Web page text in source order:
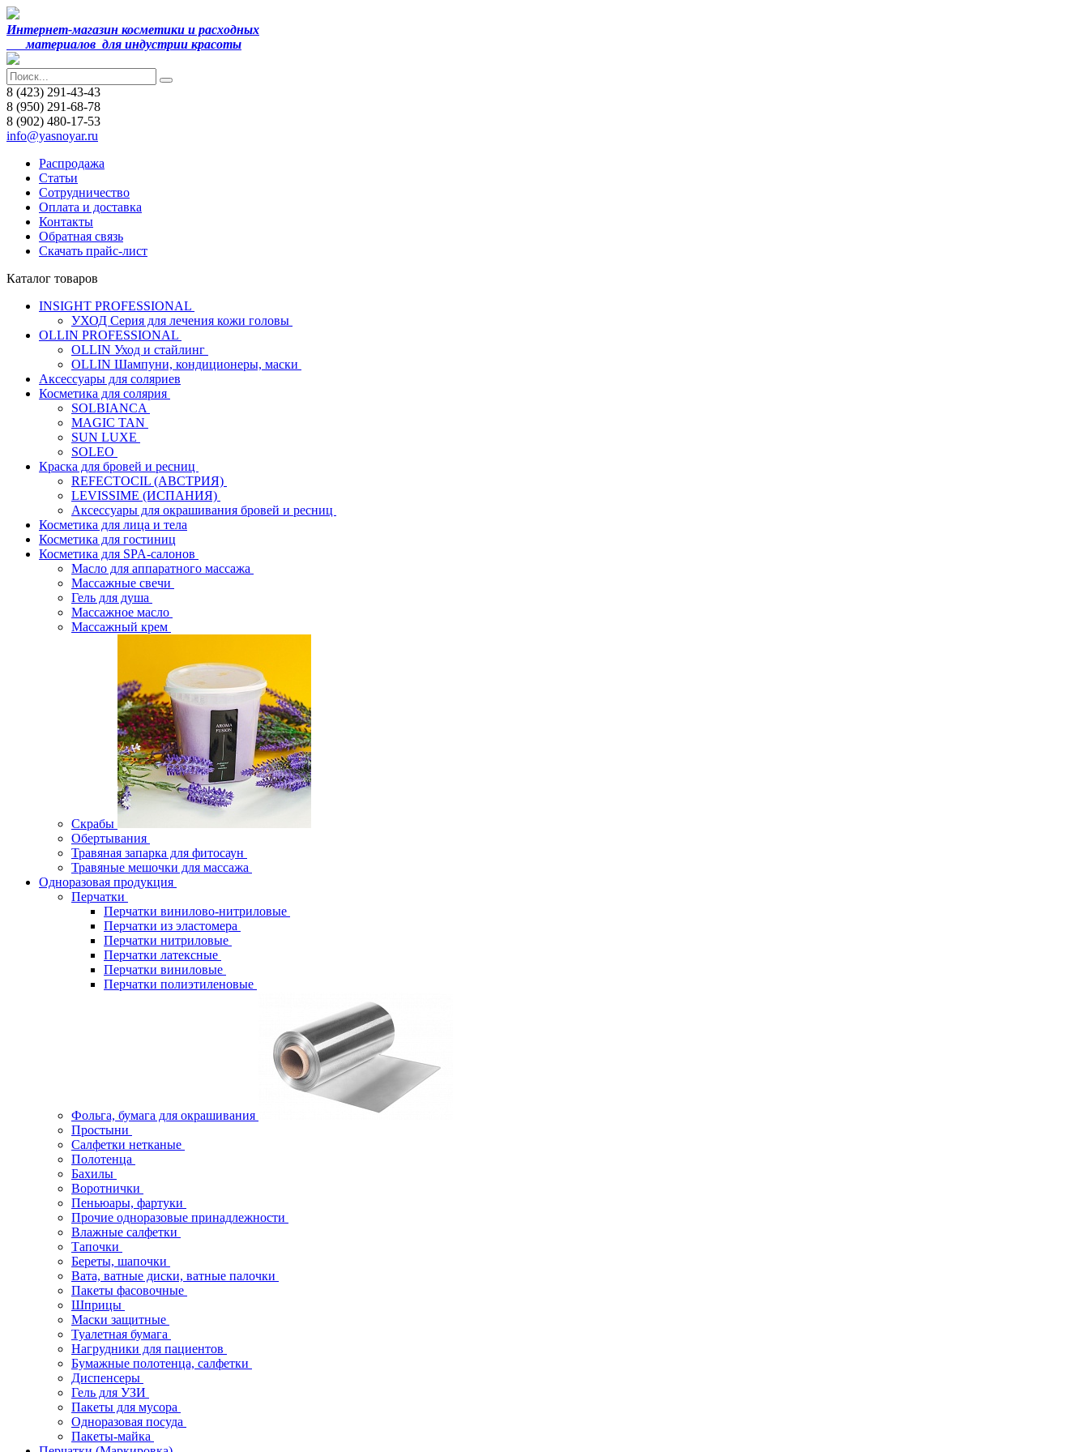
Интернет-магазин косметики и расходных
материалов для индустрии красоты
8 (423) 291-43-43
8 (950) 291-68-78
8 (902) 480-17-53
info@yasnoyar.ru
Распродажа
Статьи
Сотрудничество
Оплата и доставка
Контакты
Обратная связь
Скачать прайс-лист
Каталог товаров
INSIGHT PROFESSIONAL
УХОД Серия для лечения кожи головы
OLLIN PROFESSIONAL
OLLIN Уход и стайлинг
OLLIN Шампуни, кондиционеры, маски
Аксессуары для соляриев
Косметика для солярия
SOLBIANCA
MAGIC TAN
SUN LUXE
SOLEO
Краска для бровей и ресниц
REFECTOCIL (АВСТРИЯ)
LEVISSIME (ИСПАНИЯ)
Аксессуары для окрашивания бровей и ресниц
Косметика для лица и тела
Косметика для гостиниц
Косметика для SPA-салонов
Масло для аппаратного массажа
Массажные свечи
Гель для душа
Массажное масло
Массажный крем
Скрабы
Обертывания
Травяная запарка для фитосаун
Травяные мешочки для массажа
Одноразовая продукция
Перчатки
Перчатки винилово-нитриловые
Перчатки из эластомера
Перчатки нитриловые
Перчатки латексные
Перчатки виниловые
Перчатки полиэтиленовые
Фольга, бумага для окрашивания
Простыни
Салфетки нетканые
Полотенца
Бахилы
Воротнички
Пеньюары, фартуки
Прочие одноразовые принадлежности
Влажные салфетки
Тапочки
Береты, шапочки
Вата, ватные диски, ватные палочки
Пакеты фасовочные
Шприцы
Маски защитные
Туалетная бумага
Нагрудники для пациентов
Бумажные полотенца, салфетки
Диспенсеры
Гель для УЗИ
Пакеты для мусора
Одноразовая посуда
Пакеты-майка